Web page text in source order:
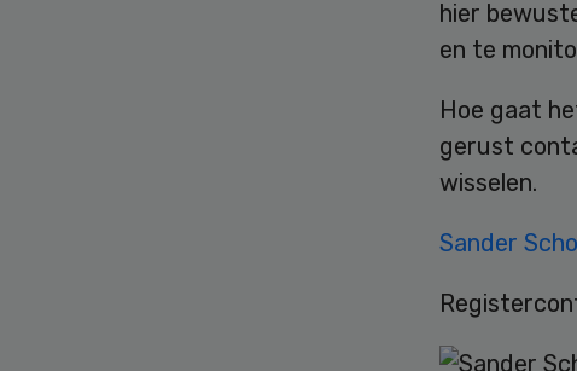
hier
en te
Hoe gaat
gerust
wisselen.
Sander